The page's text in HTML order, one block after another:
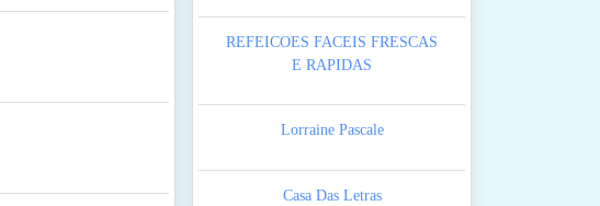
REFEICOES FACEIS FRESCAS
E RAPIDAS
Lorraine Pascale
Casa Das Letras